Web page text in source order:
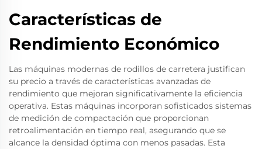
Características de
Rendimiento Económico
Las máquinas modernas de rodillos de carretera justifican
su precio a través de características avanzadas de
rendimiento que mejoran significativamente la eficiencia
operativa. Estas máquinas incorporan sofisticados sistemas
de medición de compactación que proporcionan
retroalimentación en tiempo real, asegurando que se
alcance la densidad óptima con menos pasadas. Esta